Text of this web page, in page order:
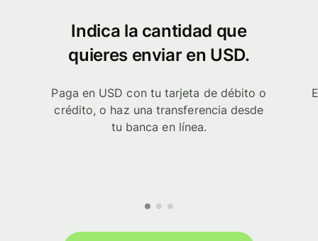
Indica la cantidad que
quieres enviar en USD.
Paga en USD con tu tarjeta de débito o
crédito, o haz una transferencia desde
tu banca en línea.